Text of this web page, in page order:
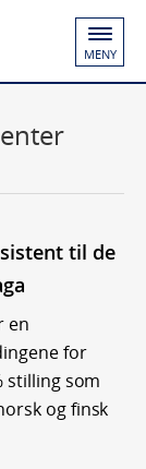
MENY
til de
en
for
stilling som
og finsk